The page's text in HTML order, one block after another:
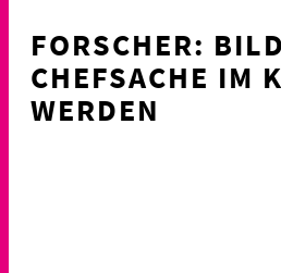
FORSCHER:
CHEFSACHE IM
WERDEN